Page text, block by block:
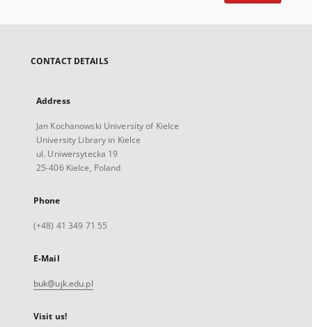
CONTACT DETAILS
Address
Jan Kochanowski University of Kielce
University Library in Kielce
ul. Uniwersytecka 19
25-406 Kielce, Poland
Phone
(+48) 41 349 71 55
E-Mail
buk@ujk.edu.pl
Visit us!